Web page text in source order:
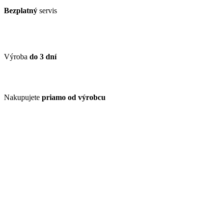
Bezplatný servis
Výroba do 3 dní
Nakupujete priamo od výrobcu